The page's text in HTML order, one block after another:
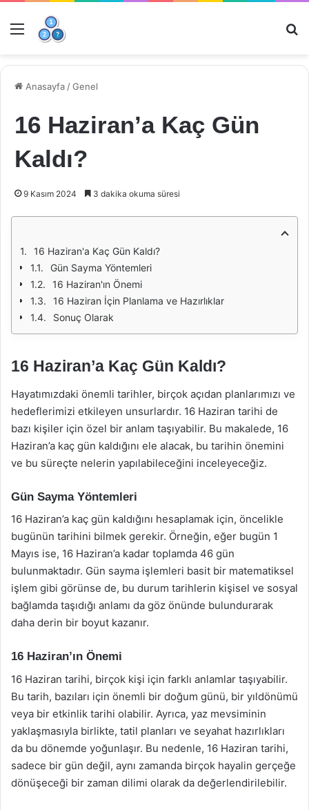
Menü
Anasayfa /Genel
16 Haziran’a Kaç Gün
Kaldı?
9 Kasım 2024 3 dakika okuma süresi
16 Haziran'a Kaç Gün Kaldı?
Gün Sayma Yöntemleri
16 Haziran'ın Önemi
16 Haziran İçin Planlama ve Hazırlıklar
Sonuç Olarak
16 Haziran’a Kaç Gün Kaldı?
Hayatımızdaki önemli tarihler, birçok açıdan planlarımızı ve
hedeflerimizi etkileyen unsurlardır. 16 Haziran tarihi de
bazı kişiler için özel bir anlam taşıyabilir. Bu makalede, 16
Haziran’a kaç gün kaldığını ele alacak, bu tarihin önemini
ve bu süreçte nelerin yapılabileceğini inceleyeceğiz.
Gün Sayma Yöntemleri
16 Haziran’a kaç gün kaldığını hesaplamak için, öncelikle
bugünün tarihini bilmek gerekir. Örneğin, eğer bugün 1
Mayıs ise, 16 Haziran’a kadar toplamda 46 gün
bulunmaktadır. Gün sayma işlemleri basit bir matematiksel
işlem gibi görünse de, bu durum tarihlerin kişisel ve sosyal
bağlamda taşıdığı anlamı da göz önünde bulundurarak
daha derin bir boyut kazanır.
16 Haziran’ın Önemi
16 Haziran tarihi, birçok kişi için farklı anlamlar taşıyabilir.
Bu tarih, bazıları için önemli bir doğum günü, bir yıldönümü
veya bir etkinlik tarihi olabilir. Ayrıca, yaz mevsiminin
yaklaşmasıyla birlikte, tatil planları ve seyahat hazırlıkları
da bu dönemde yoğunlaşır. Bu nedenle, 16 Haziran tarihi,
sadece bir gün değil, aynı zamanda birçok hayalin gerçeğe
dönüşeceği bir zaman dilimi olarak da değerlendirilebilir.